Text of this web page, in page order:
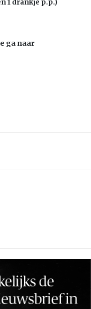
1 drankje p.p.)
ga naar